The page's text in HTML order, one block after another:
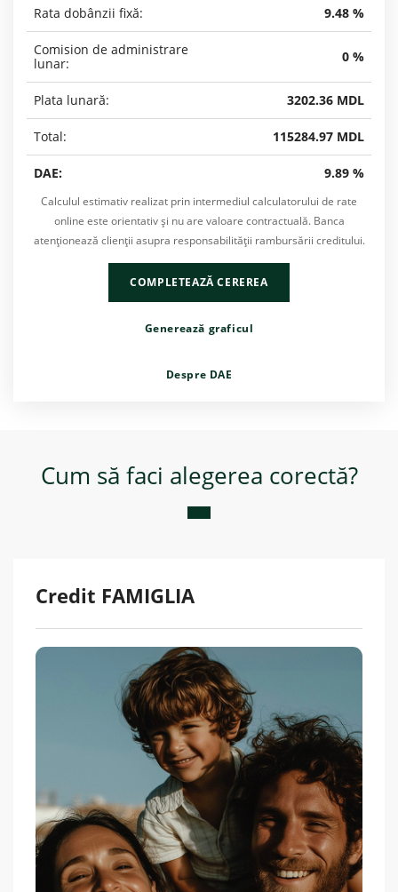
Rata dobânzii fixă: 9.48 %
Comision de administrare
lunar:
0 %
Plata lunară: 3202.36 MDL
Total: 115284.97 MDL
DAE: 9.89 %
Calculul estimativ realizat prin intermediul calculatorului de rate
online este orientativ şi nu are valoare contractuală. Banca
atenţionează clienţii asupra responsabilității rambursării creditului.
COMPLETEAZĂ CEREREA
Generează graficul
Despre DAE
Cum să faci alegerea corectă?
Credit FAMIGLIA